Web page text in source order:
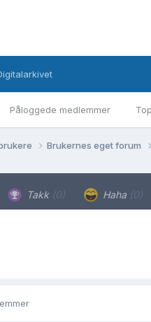
Påloggede medlemmer
Brukernes eget forum
Takk (0) Haha (0)